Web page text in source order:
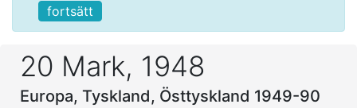
fortsätt
20 Mark, 1948
Europa, Tyskland, Östtyskland 1949-90